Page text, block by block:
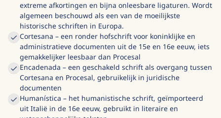
extreme afkortingen en bijna onleesbare ligaturen. Wordt
algemeen beschouwd als een van de moeilijkste
historische schriften in Europa.
Cortesana – een ronder hofschrift voor koninklijke en
administratieve documenten uit de 15e en 16e eeuw, iets
gemakkelijker leesbaar dan Procesal
Encadenada – een geschakeld schrift als overgang tussen
Cortesana en Procesal, gebruikelijk in juridische
documenten
Humanística – het humanistische schrift, geïmporteerd
uit Italië in de 16e eeuw, gebruikt in literaire en